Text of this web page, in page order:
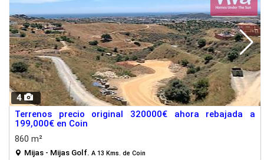
4
Terrenos precio original 320000€ ahora rebajada a
199,000€ en Coin
860 m²
Mijas - Mijas Golf. A 13 Kms. de Coin